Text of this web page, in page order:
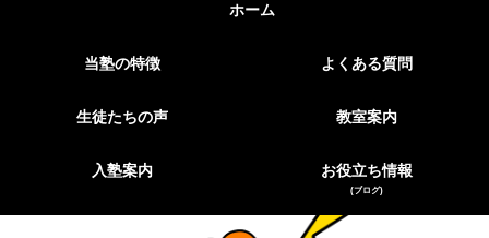
ホーム
当塾の特徴 よくある質問
生徒たちの声 教室案内
入塾案内 お役立ち情報
(ブログ)